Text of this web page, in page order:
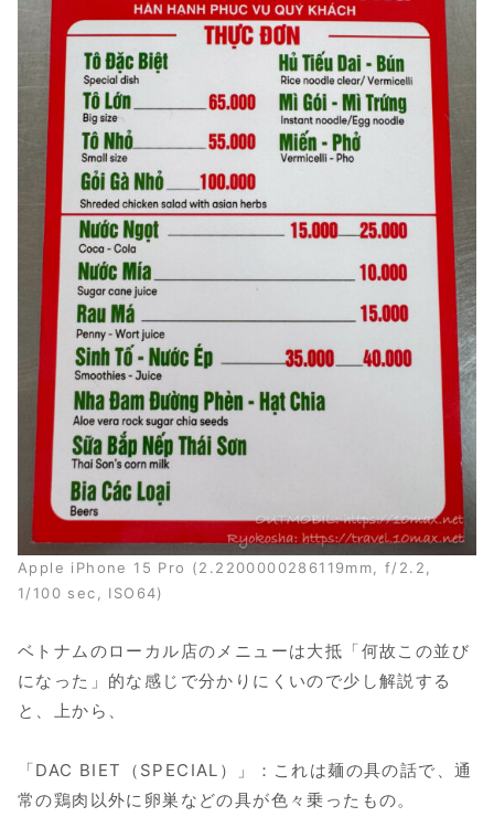
Apple iPhone 15 Pro (2.2200000286119mm, f/2.2,
1/100 sec, ISO64)
ベトナムのローカル店のメニューは大抵「何故この並び
になった」的な感じで分かりにくいので少し解説する
と、上から、
「DAC BIET（SPECIAL）」：これは麺の具の話で、通
常の鶏肉以外に卵巣などの具が色々乗ったもの。